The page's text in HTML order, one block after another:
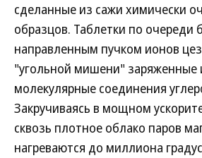
сделанные из сажи химически
образцов. Таблетки по очереди
направленным пучком ионов
"угольной мишени" заряженные
молекулярные соединения
Закручиваясь в мощном
сквозь плотное облако паров
нагреваются до миллиона